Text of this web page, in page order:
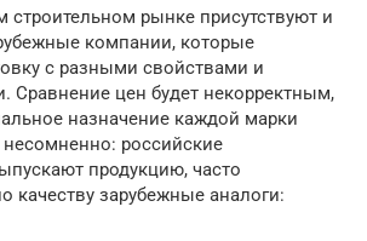
строительном рынке присутствуют и
компании, которые
с разными свойствами и
Сравнение цен будет некорректным,
назначение каждой марки
несомненно: российские
продукцию, часто
качеству зарубежные аналоги: